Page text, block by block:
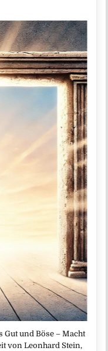
Gut und Böse – Macht
von Leonhard Stein,